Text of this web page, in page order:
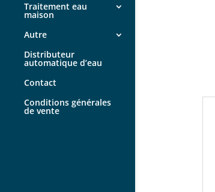
Traitement eau
maison
Autre
Distributeur
automatique d’eau
Contact
Conditions générales
de vente